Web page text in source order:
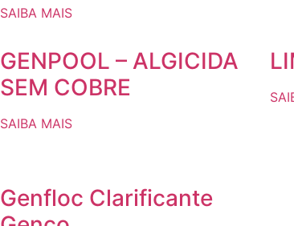
SAIBA MAIS
GENPOOL – ALGICIDA
SEM COBRE
SAIBA MAIS
Genfloc Clarificante